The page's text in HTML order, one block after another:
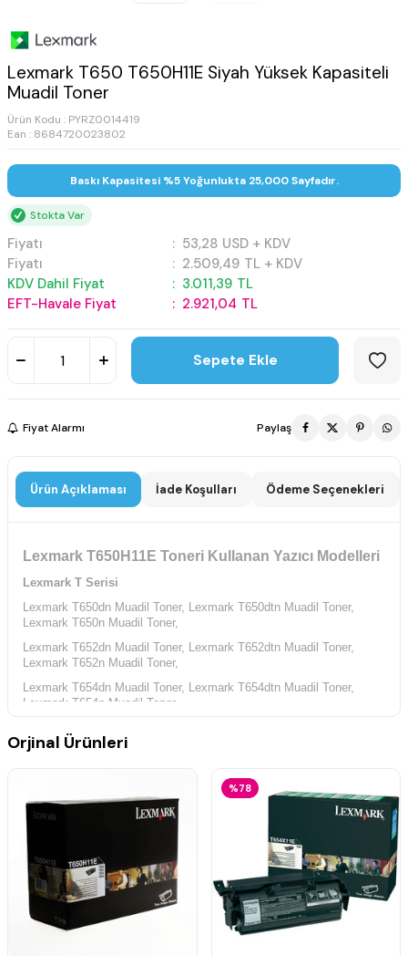
Lexmark T650 T650H11E Siyah Yüksek Kapasiteli
Muadil Toner
Ürün Kodu : PYRZ0014419
Ean : 8684720023802
Baskı Kapasitesi %5 Yoğunlukta 25,000 Sayfadır.
Stokta Var
Fiyatı : 53,28 USD + KDV
Fiyatı
: 2.509,49 TL + KDV
KDV Dahil Fiyat
: 3.011,39 TL
EFT-Havale Fiyat
: 2.921,04 TL
Sepete Ekle
Fiyat Alarmı Paylaş
Ürün Açıklaması İade Koşulları Ödeme Seçenekleri
Lexmark T650H11E Toneri Kullanan Yazıcı Modelleri
Lexmark T Serisi
Lexmark T650dn Muadil Toner, Lexmark T650dtn Muadil Toner,
Lexmark T650n Muadil Toner,
Lexmark T652dn Muadil Toner, Lexmark T652dtn Muadil Toner,
Lexmark T652n Muadil Toner,
Lexmark T654dn Muadil Toner, Lexmark T654dtn Muadil Toner,
Lexmark T654n Muadil Toner,
Orjinal Ürünleri
%78